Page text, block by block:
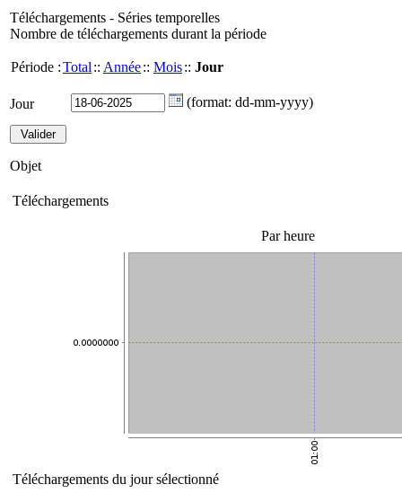
Téléchargements - Séries temporelles
Nombre de téléchargements durant la période
Période :Total :: Année:: Mois:: Jour
Jour (format: dd-mm-yyyy)
Objet
Téléchargements
Par heure
Téléchargements du jour sélectionné